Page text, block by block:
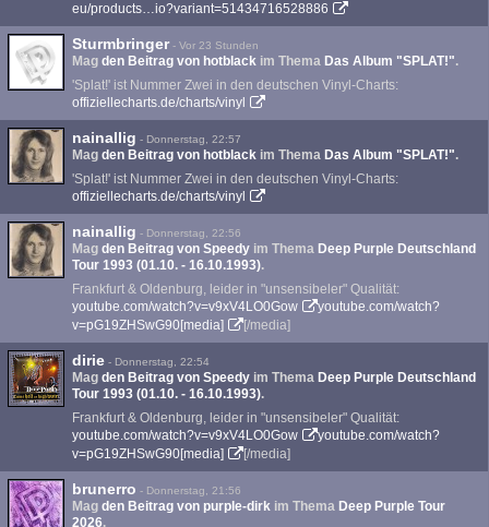
eu/products…io?variant=51434716528886
Sturmbringer- Vor 23 Stunden
Mag den Beitrag von hotblack im Thema Das Album "SPLAT!".
'Splat!' ist Nummer Zwei in den deutschen Vinyl-Charts:
offiziellecharts.de/charts/vinyl
nainallig - Donnerstag, 22:57
Mag den Beitrag von hotblack im Thema Das Album "SPLAT!".
'Splat!' ist Nummer Zwei in den deutschen Vinyl-Charts:
offiziellecharts.de/charts/vinyl
nainallig - Donnerstag, 22:56
Mag den Beitrag von Speedy im Thema Deep Purple Deutschland
Tour 1993 (01.10. - 16.10.1993).
Frankfurt & Oldenburg, leider in "unsensibeler" Qualität:
youtube.com/watch?v=v9xV4LO0Gow
youtube.com/watch?
v=pG19ZHSwG90[media]
[/media]
dirie - Donnerstag, 22:54
Mag den Beitrag von Speedy im Thema Deep Purple Deutschland
Tour 1993 (01.10. - 16.10.1993).
Frankfurt & Oldenburg, leider in "unsensibeler" Qualität:
youtube.com/watch?v=v9xV4LO0Gow
youtube.com/watch?
v=pG19ZHSwG90[media]
[/media]
brunerro - Donnerstag, 21:56
Mag den Beitrag von purple-dirk im Thema Deep Purple Tour
2026.